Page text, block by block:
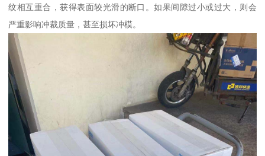
纹相互重合，获得表面较光滑的断口。如果间隙过小或过大，则会
严重影响冲裁质量，甚至损坏冲模。